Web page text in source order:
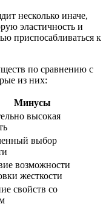
несколько иначе,
эластичность и
приспосабливаться к
по сравнению с
из них:
Минусы
высокая
выбор
возможности
жесткости
свойств со